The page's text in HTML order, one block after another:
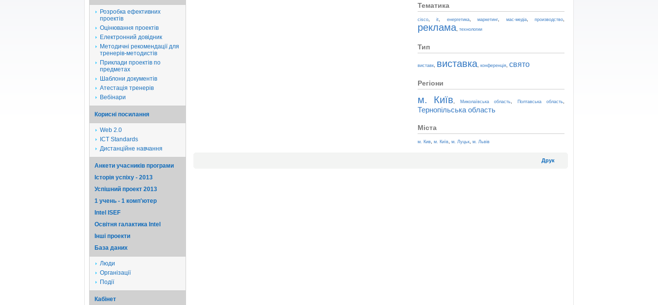
Розробка ефективних
проектів
Оцінювання проектів
Електронний довідник
Методичні рекомендації для
тренерів-методистів
Приклади проектів по
предметах
Шаблони документів
Атестація тренерів
Вебінари
Корисні посилання
Web 2.0
ICT Standards
Дистанційне навчання
Анкети учасників програми
Історія успіху - 2013
Успішний проект 2013
1 учень - 1 комп'ютер
Intel ISEF
Освітня галактика Intel
Iншi проекти
База даних
Люди
Організації
Події
Кабінет
Тематика
cisco ,it енергетика,маркетинг мас-медіа,производство
реклама технологии
Тип
виставк виставка конференція свято
Регіони
м. Київ Миколаївська область Полтавська область
Тернопільська область
Міста
м. Кив м. Київ м. Луцьк м. Львів
Друк